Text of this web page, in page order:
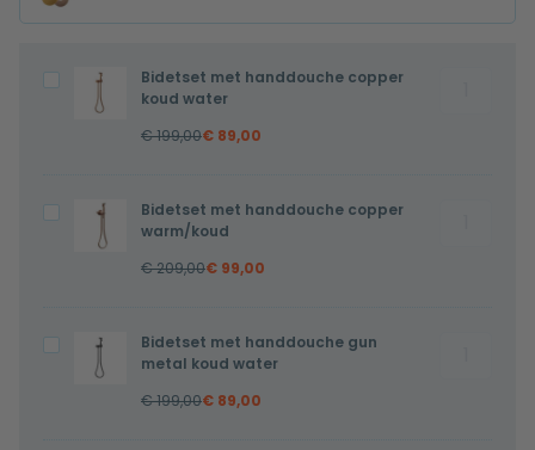
Bidetset
met
handdouche
koud
water
Bidetset met handdouche copper
koud water
€199,00€ 89,00
Bidetset
met
handdouche
warm/koud
Bidetset met handdouche copper
warm/koud
€209,00€ 99,00
Bidetset
met
handdouche
Bidetset met handdouche gun
metal koud water
€199,00€ 89,00